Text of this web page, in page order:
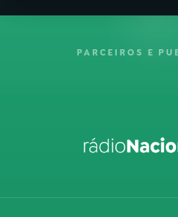
PARCEIROS E